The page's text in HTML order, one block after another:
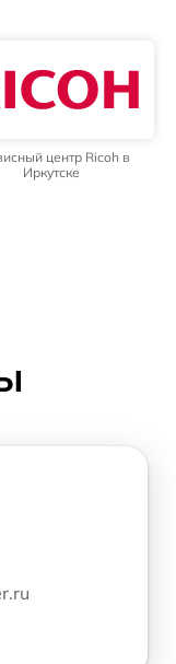
центр Ricoh в
Иркутске